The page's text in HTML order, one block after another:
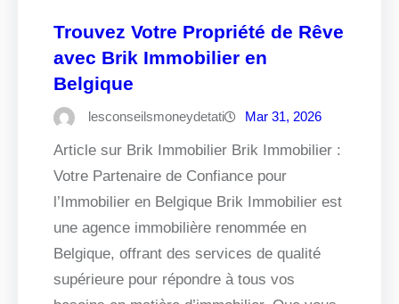
Trouvez Votre Propriété de Rêve
avec Brik Immobilier en
Belgique
lesconseilsmoneydetati Mar 31, 2026
Article sur Brik Immobilier Brik Immobilier :
Votre Partenaire de Confiance pour
l’Immobilier en Belgique Brik Immobilier est
une agence immobilière renommée en
Belgique, offrant des services de qualité
supérieure pour répondre à tous vos